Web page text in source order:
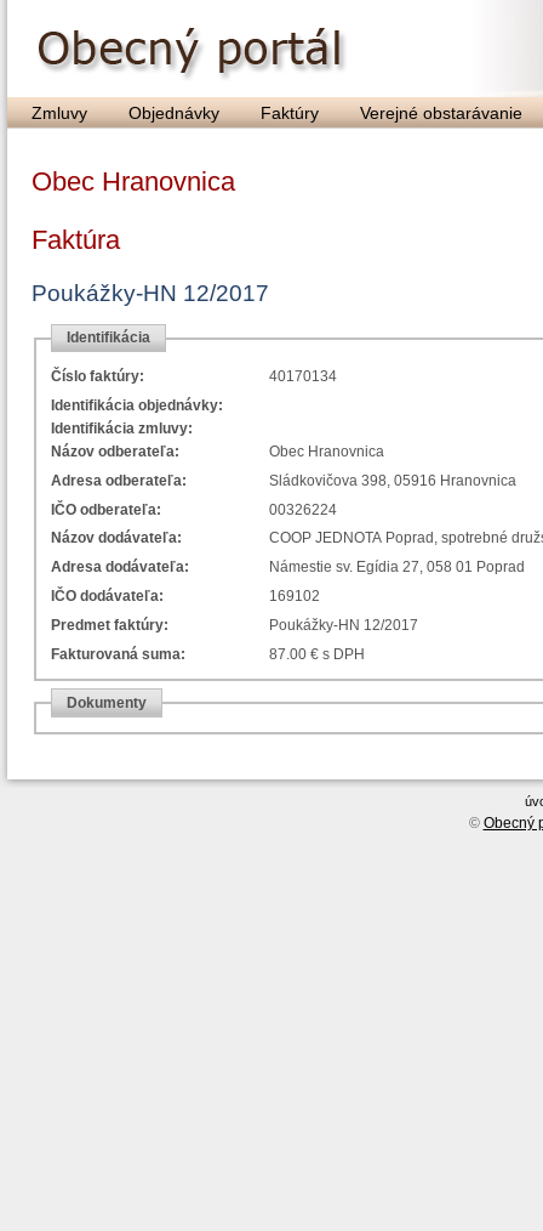
Zmluvy Objednávky Faktúry Verejné obstarávanie
Obec Hranovnica
Faktúra
Poukážky-HN 12/2017
Identifikácia
Číslo faktúry:
40170134
Identifikácia objednávky:
Identifikácia zmluvy:
Názov odberateľa:
Obec Hranovnica
Adresa odberateľa:
Sládkovičova 398, 05916 Hranovnica
IČO odberateľa:
00326224
Názov dodávateľa:
COOP JEDNOTA Poprad, spotrebné
Adresa dodávateľa:
Námestie sv. Egídia 27, 058 01 Poprad
IČO dodávateľa:
169102
Predmet faktúry:
Poukážky-HN 12/2017
Fakturovaná suma:
87.00 € s DPH
Dokumenty
© Obecný